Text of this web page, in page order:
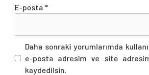
E-posta *
Daha sonraki yorumlarımda
e-posta adresim ve site
kaydedilsin.